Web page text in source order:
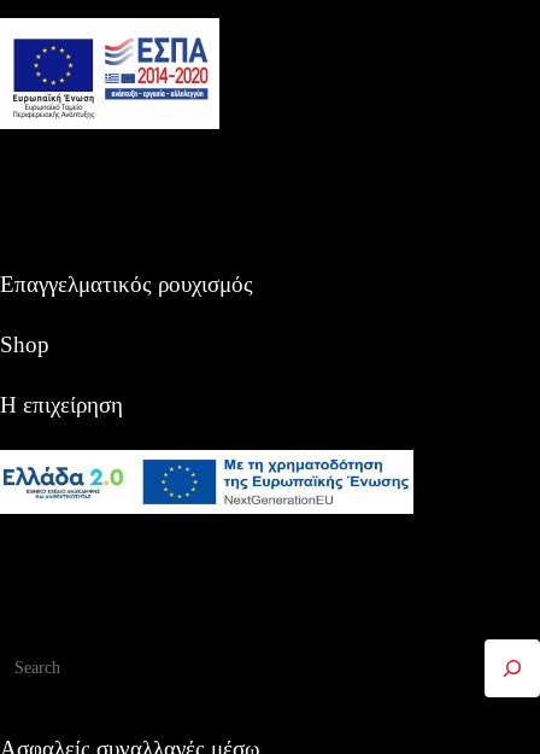
Επαγγελματικός ρουχισμός
Shop
Η επιχείρηση
Ασφαλείς συναλλαγές μέσω